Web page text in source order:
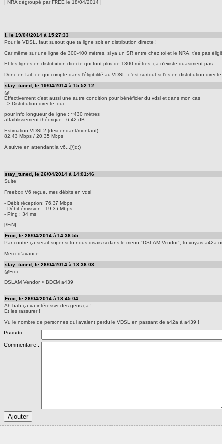
| NRA dégroupé par FREE le 18/04/2014 |
-------------------------------------
!, le 19/04/2014 à 15:27:33
Pour le VDSL, faut surtout que ta ligne soit en distribution directe !
Car même sur une ligne de 300-400 mètres, si ya un SR entre chez toi et le NRA, t'es pas
Et les lignes en distribution directe qui font plus de 1300 mètres, ça n'existe quasiment pas.
Donc en fait, ce qui compte dans l'éligibilité au VDSL, c'est surtout si t'es en distribution directe
stay_tuned, le 19/04/2014 à 15:52:12
@!
Effectivement c'est aussi une autre condition pour bénéficier du vdsl et dans mon cas
=> Distribution directe: oui
pour info longueur de ligne : ~430 mètres
affaiblissement théorique : 6.42 dB
Estimation VDSL2 (descendant/montant) :
82.43 Mbps / 20.35 Mbps
A suivre en attendant la v6...[/]q;)
stay_tuned, le 26/04/2014 à 14:01:46
Suite
Freebox V6 reçue, mes débits en vdsl
- Débit réception: 76.37 Mbps
- Débit émission : 19.36 Mbps
- Ping : 34 ms
[/FiN]
Froc, le 26/04/2014 à 14:36:55
Par contre ça serait super si tu nous disais si dans le menu "DSLAM Vendor", tu voyais a42a
Merci d'avance.
stay_tuned, le 26/04/2014 à 18:36:03
@Froc
DSLAM Vendor > BDCM a439
Froc, le 26/04/2014 à 18:45:04
Ah bah ça va intéresser des gens ça !
Et les rassurer !
Vu le nombre de personnes qui avaient perdu le VDSL en passant de a42a à a439 !
Pseudo :
Commentaire :